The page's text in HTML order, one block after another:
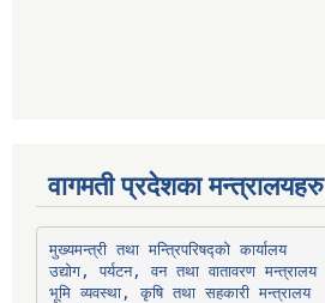
वागमती प्रदेशका मन्त्रालयहरु
मुख्यमन्त्री तथा मन्त्रिपरिषद्को कार्यालय
उद्योग, पर्यटन, वन तथा वातावरण मन्त्रालय
भूमि व्यवस्था, कृषि तथा सहकारी मन्त्रालय